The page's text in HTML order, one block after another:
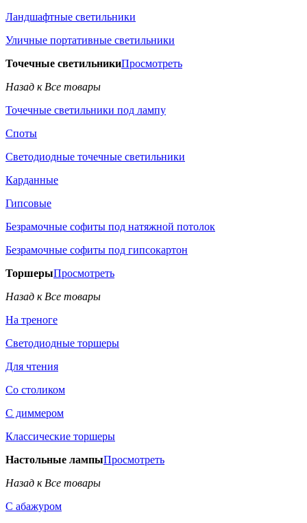
Ландшафтные светильники
Уличные портативные светильники
Точечные светильникиПросмотреть
Назад к Все товары
Точечные светильники под лампу
Споты
Светодиодные точечные светильники
Карданные
Гипсовые
Безрамочные софиты под натяжной потолок
Безрамочные софиты под гипсокартон
ТоршерыПросмотреть
Назад к Все товары
На треноге
Светодиодные торшеры
Для чтения
Со столиком
С диммером
Классические торшеры
Настольные лампыПросмотреть
Назад к Все товары
С абажуром